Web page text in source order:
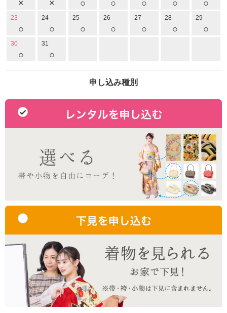
× × ○ ○ ○ ○ ○
23
○
24
○
25
○
26
○
27
○
28
○
29
○
30
○
31
○
申し込み種別